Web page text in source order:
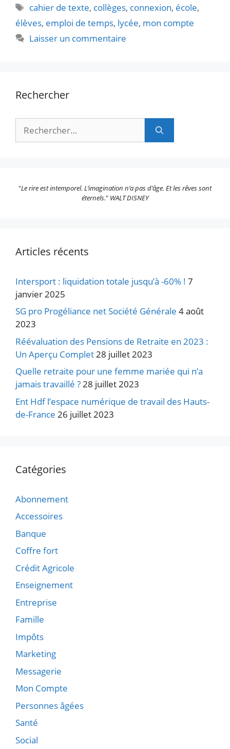
Étiquettes
cahier de texte, collèges, connexion, école,
élèves, emploi de temps, lycée, mon compte
Laisser un commentaire
Rechercher
Rechercher :
"Le rire est intemporel. L’imagination n’a pas d’âge. Et les rêves sont
éternels." WALT DISNEY
Articles récents
Intersport : liquidation totale jusqu’à -60% ! 7
janvier 2025
SG pro Progéliance net Société Générale 4 août
2023
Réévaluation des Pensions de Retraite en 2023 :
Un Aperçu Complet28 juillet 2023
Quelle retraite pour une femme mariée qui n’a
jamais travaillé ?28 juillet 2023
Ent Hdf l’espace numérique de travail des Hauts-
de-France 26 juillet 2023
Catégories
Abonnement
Accessoires
Banque
Coffre fort
Crédit Agricole
Enseignement
Entreprise
Famille
Impôts
Marketing
Messagerie
Mon Compte
Personnes âgées
Santé
Social